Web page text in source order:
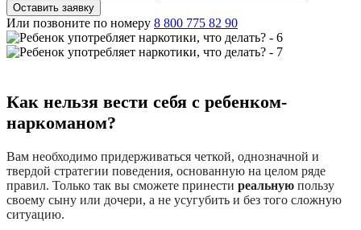
Оставить заявку
Или позвоните по номеру 8 800 775 82 90
Как нельзя вести себя с ребенком-
наркоманом?
Вам необходимо придерживаться четкой, однозначной и
твердой стратегии поведения, основанную на целом ряде
правил. Только так вы сможете принести реальную пользу
своему сыну или дочери, а не усугубить и без того сложную
ситуацию.